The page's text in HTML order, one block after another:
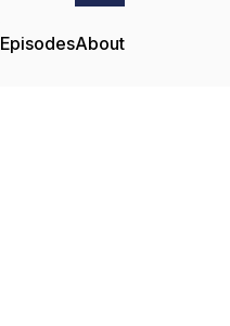
EpisodesAbout